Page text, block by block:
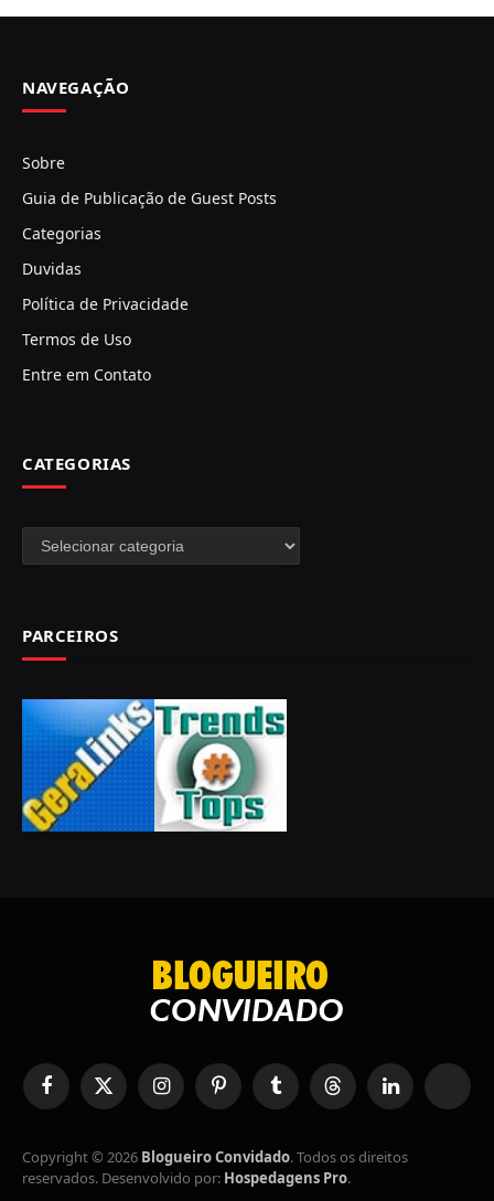
NAVEGAÇÃO
Sobre
Guia de Publicação de Guest Posts
Categorias
Duvidas
Política de Privacidade
Termos de Uso
Entre em Contato
CATEGORIAS
Categorias
PARCEIROS
FacebookX
(Twitter)
InstagramPinterestTumblr Tópicos LinkedIn RSS
Copyright © 2026 Blogueiro Convidado. Todos os direitos
reservados. Desenvolvido por: Hospedagens Pro.